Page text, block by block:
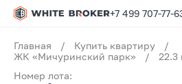
+7 499 707-77-
Главная / Купить квартиру
/
ЖК «Мичуринский парк»
/ 22.3
Номер лота: